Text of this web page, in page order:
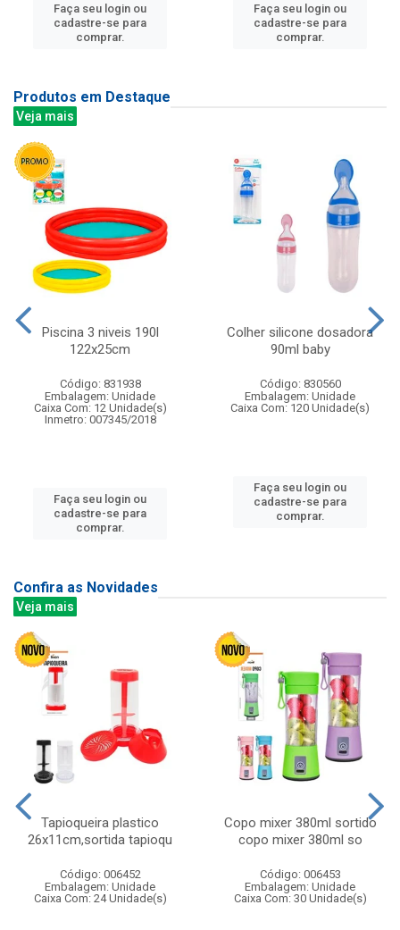
Faça seu login ou
cadastre-se para
comprar.
Faça seu login ou
cadastre-se para
comprar.
Produtos em Destaque
Veja mais
Piscina 3 niveis 190l
122x25cm
Código: 831938
Embalagem: Unidade
Caixa Com: 12 Unidade(s)
Inmetro: 007345/2018
Faça seu login ou
cadastre-se para
comprar.
Colher silicone dosadora
90ml baby
Código: 830560
Embalagem: Unidade
Caixa Com: 120 Unidade(s)
Faça seu login ou
cadastre-se para
comprar.
Confira as Novidades
Veja mais
Tapioqueira plastico
26x11cm,sortida tapioqu
Código: 006452
Embalagem: Unidade
Caixa Com: 24 Unidade(s)
Copo mixer 380ml sortido
copo mixer 380ml so
Código: 006453
Embalagem: Unidade
Caixa Com: 30 Unidade(s)